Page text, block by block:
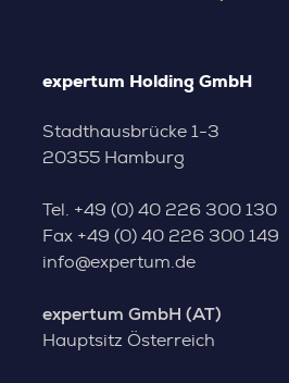
expertum Holding GmbH
Stadthausbrücke 1-3
20355 Hamburg
Tel. +49 (0) 40 226 300 130
Fax +49 (0) 40 226 300 149
info@expertum.de
expertum GmbH (AT)
Hauptsitz Österreich